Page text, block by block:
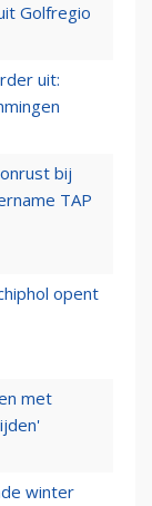
Golfregio
uit:
bij
TAP
opent
met
winter